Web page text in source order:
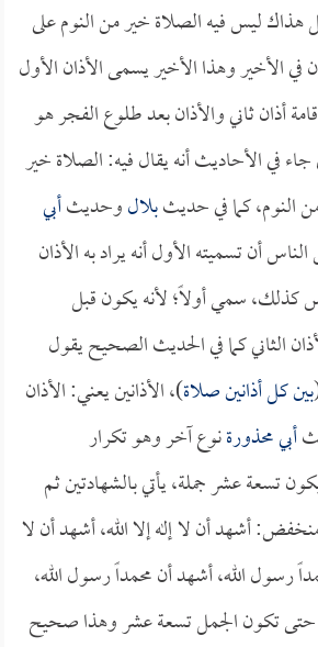
هذاك ليس فيه الصلاة خير من النوم على
الأخير وهذا الأخير يسمى الأذان الأول
أذان ثاني والأذان بعد طلوع الفجر هو
في الأحاديث أنه يقال فيه: الصلاة خير
النوم، كما في حديثبلالوحديثأبي
أن تسميته الأول أنه يراد به الأذان
كذلك، سمي أولاً؛ لأنه يكون قبل
الثاني كما في الحديث الصحيح يقول
بين كل أذانين صلاة)، الأذانين يعني: الأذان
أبي محذورةنوع آخر وهو تكرار
تسعة عشر جملة، يأتي بالشهادتين ثم
أشهد أن لا إله إلا الله، أشهد أن لا
رسول الله، أشهد أن محمداً رسول الله،
تكون الجمل تسعة عشر وهذا صحيح